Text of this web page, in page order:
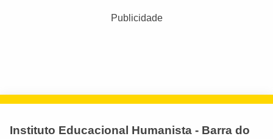
Publicidade
Instituto Educacional Humanista - Barra do